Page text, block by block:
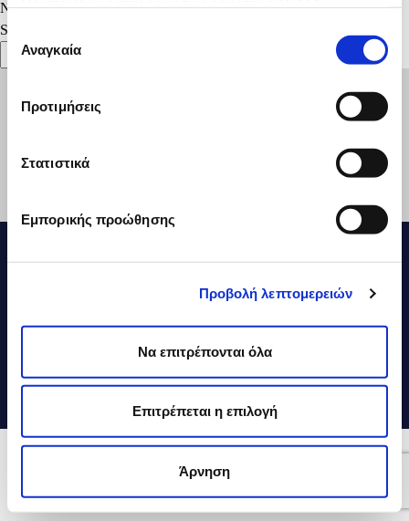
Επιλογή
συγκατάθεσης
Αναγκαία
Προτιμήσεις
Στατιστικά
Εμπορικής προώθησης
Προβολή λεπτομερειών
Να επιτρέπονται όλα
Επιτρέπεται η επιλογή
Άρνηση
No comments to show.
Search
Social Media
DELTA © 2026
ESG Reports
Craft by MRM//McCann